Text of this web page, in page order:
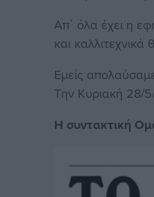
Απ΄ όλα έχει η
και
Εμείς
Την Κυριακή 28/
Η συντακτική